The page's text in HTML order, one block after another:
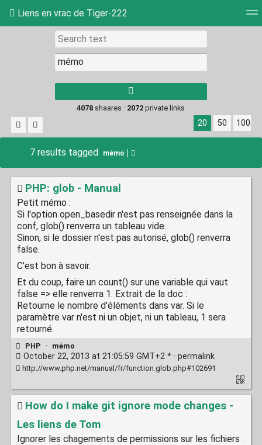
Liens en vrac de Tiger-222
Picture wall
results.
4078 shaares · 2072 private links
20 50 100
7 results tagged mémo
PHP: glob - Manual
Petit mémo :
Si l'option open_basedir n'est pas renseignée dans la
conf, glob() renverra un tableau vide.
Sinon, si le dossier n'est pas autorisé, glob() renverra
false.
C'est bon à savoir.
Et du coup, faire un count() sur une variable qui vaut
false => elle renverra 1. Extrait de la doc :
Retourne le nombre d'éléments dans var. Si le
paramètre var n'est ni un objet, ni un tableau, 1 sera
retourné.
PHP · mémo
October 22, 2013 at 21:05:59 GMT+2 * · permalink
http://www.php.net/manual/fr/function.glob.php#102691
How do I make git ignore mode changes -
Les liens de Tom
Ignorer les chagements de permissions sur les fichiers :